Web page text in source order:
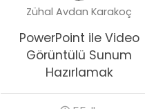
Zühal Avdan Karakoç
PowerPoint ile Video
Görüntülü Sunum
Hazırlamak